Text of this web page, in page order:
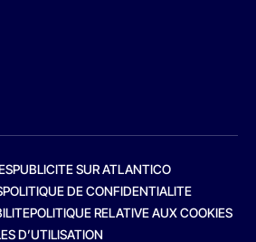
PUBLICITE SUR ATLANTICO
POLITIQUE DE CONFIDENTIALITE
POLITIQUE RELATIVE AUX COOKIES
D’UTILISATION